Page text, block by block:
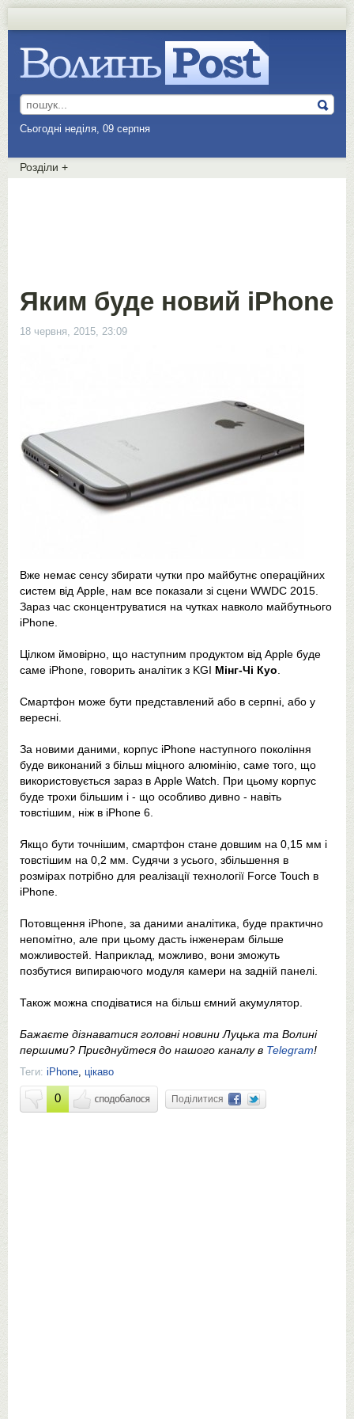
Сьогодні неділя, 09 серпня
Розділи +
Яким буде новий iPhone
18 червня, 2015, 23:09
Вже немає сенсу збирати чутки про майбутнє операційних
систем від Apple, нам все показали зі сцени WWDC 2015.
Зараз час сконцентруватися на чутках навколо майбутнього
iPhone.
Цілком ймовірно, що наступним продуктом від Apple буде
саме iPhone, говорить аналітик з KGI Мінг-Чі Куо
Смартфон може бути представлений або в серпні, або у
вересні.
За новими даними, корпус iPhone наступного покоління
буде виконаний з більш міцного алюмінію, саме того, що
використовується зараз в Apple Watch. При цьому корпус
буде трохи більшим і - що особливо дивно - навіть
товстішим, ніж в iPhone 6.
Якщо бути точнішим, смартфон стане довшим на 0,15 мм і
товстішим на 0,2 мм. Судячи з усього, збільшення в
розмірах потрібно для реалізації технології Force Touch в
iPhone.
Потовщення iPhone, за даними аналітика, буде практично
непомітно, але при цьому дасть інженерам більше
можливостей. Наприклад, можливо, вони зможуть
позбутися випираючого модуля камери на задній панелі.
Також можна сподіватися на більш ємний акумулятор.
Бажаєте дізнаватися головні новини Луцька та Волині
першими? Приєднуйтеся до нашого каналу в Telegram!
Теги: iPhone, цікаво
0 Поділитися